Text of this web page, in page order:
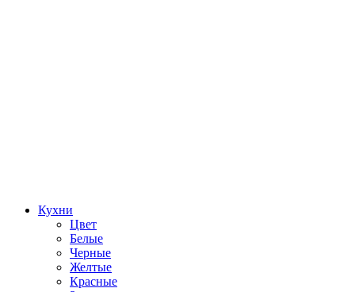
Кухни
Цвет
Белые
Черные
Желтые
Красные